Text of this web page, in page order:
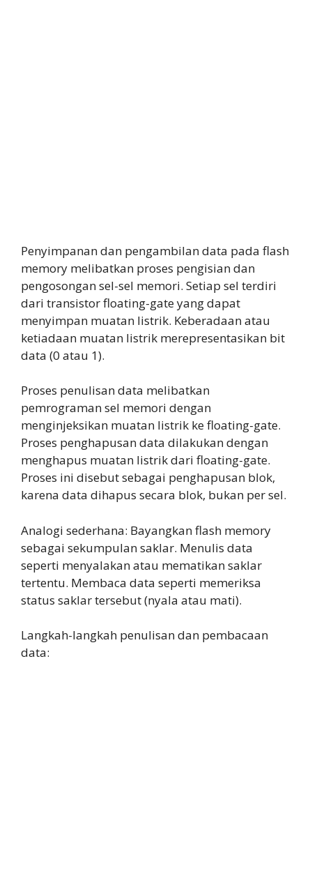
Penyimpanan dan pengambilan data pada flash
memory melibatkan proses pengisian dan
pengosongan sel-sel memori. Setiap sel terdiri
dari transistor floating-gate yang dapat
menyimpan muatan listrik. Keberadaan atau
ketiadaan muatan listrik merepresentasikan bit
data (0 atau 1).
Proses penulisan data melibatkan
pemrograman sel memori dengan
menginjeksikan muatan listrik ke floating-gate.
Proses penghapusan data dilakukan dengan
menghapus muatan listrik dari floating-gate.
Proses ini disebut sebagai penghapusan blok,
karena data dihapus secara blok, bukan per sel.
Analogi sederhana: Bayangkan flash memory
sebagai sekumpulan saklar. Menulis data
seperti menyalakan atau mematikan saklar
tertentu. Membaca data seperti memeriksa
status saklar tersebut (nyala atau mati).
Langkah-langkah penulisan dan pembacaan
data: